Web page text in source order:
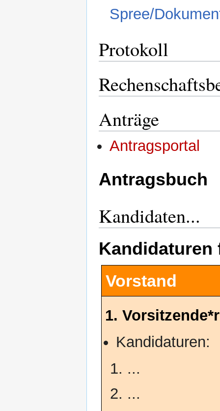
Spree/
Protokoll
Anträge
Antragsportal
Antragsbuch
Kandidaten...
Kandidaturen
Vorstand
1. Vorsitzende*r
Kandidaturen:
...
...